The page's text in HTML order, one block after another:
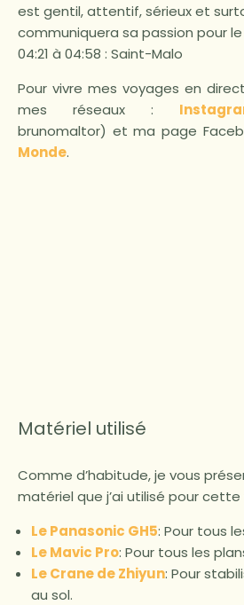
est gentil, attentif, sérieux et
communiquera sa passion pour le
04:21 à 04:58 : Saint-Malo
Pour vivre mes voyages en
mes réseaux :
brunomaltor) et ma page
Monde.
Matériel utilisé
Comme d’habitude, je vous
matériel que j’ai utilisé pour cette
Le Panasonic GH5: Pour tous
Le Mavic Pro: Pour tous les
Le Crane de Zhiyun: Pour
au sol.